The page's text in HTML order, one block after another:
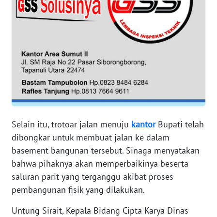
Selain itu, trotoar jalan menuju kantorBupati telah
dibongkar untuk membuat jalan ke dalam
basement bangunan tersebut. Sinaga menyatakan
bahwa pihaknya akan memperbaikinya beserta
saluran parit yang terganggu akibat proses
pembangunan fisik yang dilakukan.
Untung Sirait, Kepala Bidang Cipta Karya Dinas
WN
NTB
SULTENG
WN
SULBAR
BABEL
WN
SUMBAR
WN